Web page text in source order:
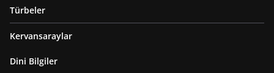
Türbeler
Kervansaraylar
Dini Bilgiler